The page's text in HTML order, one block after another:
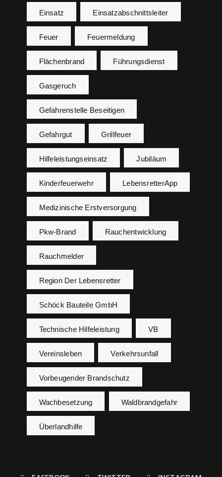
Einsatz Einsatzabschnittsleiter
Feuer Feuermeldung
Flächenbrand Führungsdienst
Gasgeruch
Gefahrenstelle Beseitigen
Gefahrgut Grillfeuer
Hilfeleistungseinsatz Jubiläum
Kinderfeuerwehr LebensretterApp
Medizinische Erstversorgung
Pkw-Brand Rauchentwicklung
Rauchmelder
Region Der Lebensretter
Schöck Bauteile GmbH
Technische Hilfeleistung VB
Vereinsleben Verkehrsunfall
Vorbeugender Brandschutz
Wachbesetzung Waldbrandgefahr
Überlandhilfe